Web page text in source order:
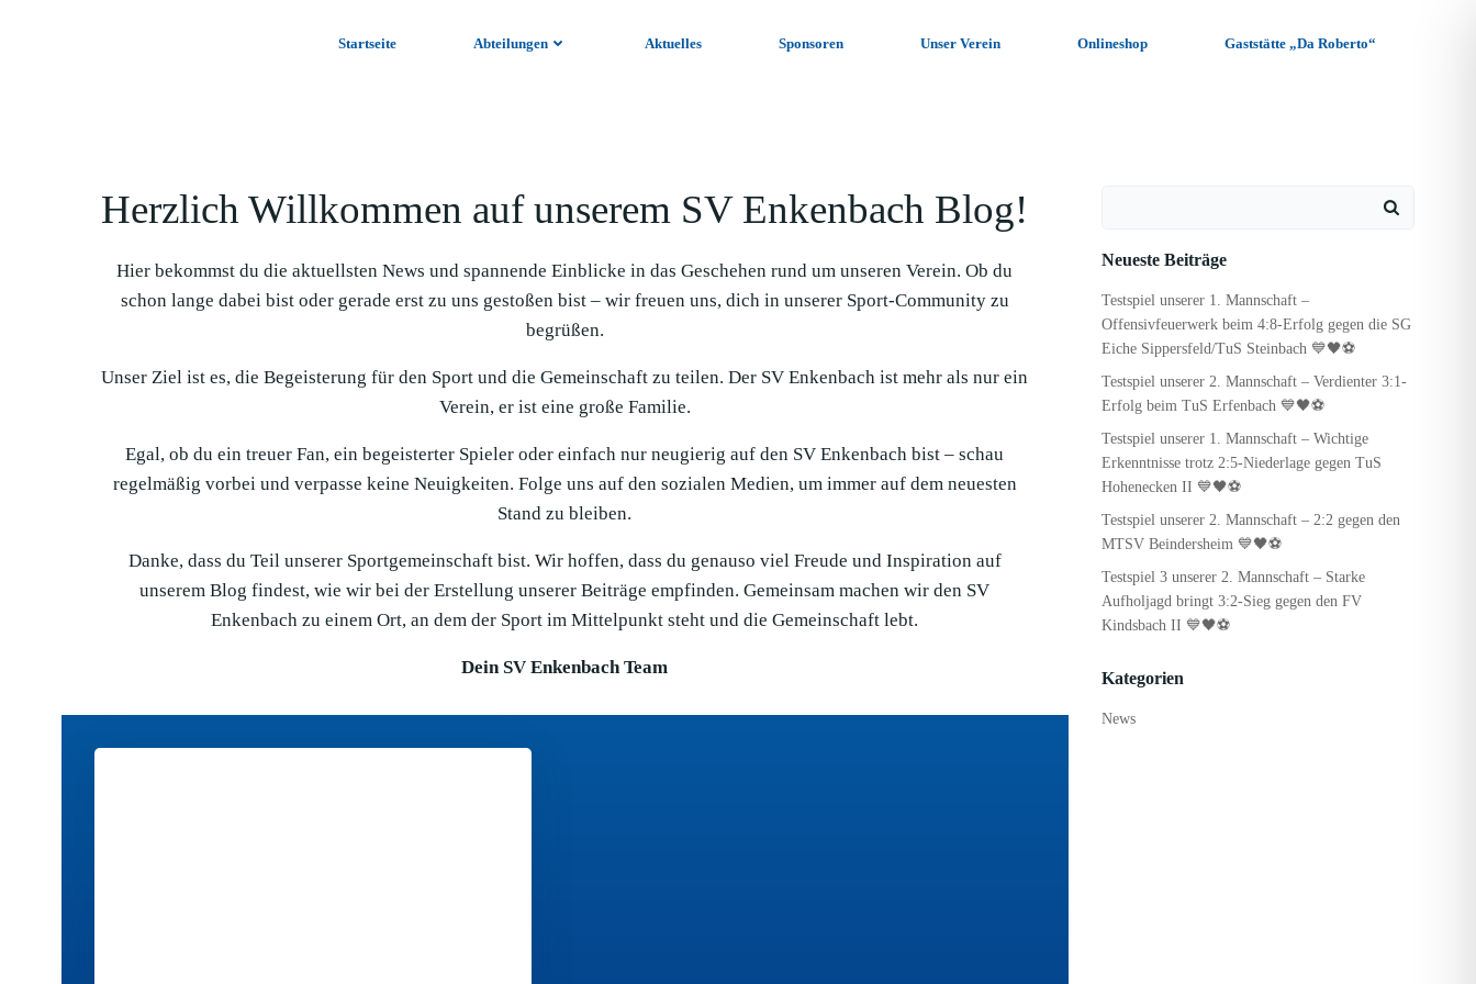
Startseite Abteilungen Aktuelles Sponsoren Unser Verein Onlineshop Gaststätte „Da Roberto“
Herzlich Willkommen auf unserem SV Enkenbach Blog!
Hier bekommst du die aktuellsten News und spannende Einblicke in das Geschehen rund um unseren Verein. Ob du
schon lange dabei bist oder gerade erst zu uns gestoßen bist – wir freuen uns, dich in unserer Sport-Community zu
begrüßen.
Unser Ziel ist es, die Begeisterung für den Sport und die Gemeinschaft zu teilen. Der SV Enkenbach ist mehr als nur ein
Verein, er ist eine große Familie.
Egal, ob du ein treuer Fan, ein begeisterter Spieler oder einfach nur neugierig auf den SV Enkenbach bist – schau
regelmäßig vorbei und verpasse keine Neuigkeiten. Folge uns auf den sozialen Medien, um immer auf dem neuesten
Stand zu bleiben.
Danke, dass du Teil unserer Sportgemeinschaft bist. Wir hoffen, dass du genauso viel Freude und Inspiration auf
unserem Blog findest, wie wir bei der Erstellung unserer Beiträge empfinden. Gemeinsam machen wir den SV
Enkenbach zu einem Ort, an dem der Sport im Mittelpunkt steht und die Gemeinschaft lebt.
Dein SV Enkenbach Team
Neueste Beiträge
Testspiel unserer 1. Mannschaft –
Offensivfeuerwerk beim 4:8-Erfolg gegen die SG
Eiche Sippersfeld/TuS Steinbach 💙🖤⚽
Testspiel unserer 2. Mannschaft – Verdienter 3:1-
Erfolg beim TuS Erfenbach 💙🖤⚽
Testspiel unserer 1. Mannschaft – Wichtige
Erkenntnisse trotz 2:5-Niederlage gegen TuS
Hohenecken II 💙🖤⚽
Testspiel unserer 2. Mannschaft – 2:2 gegen den
MTSV Beindersheim 💙🖤⚽
Testspiel 3 unserer 2. Mannschaft – Starke
Aufholjagd bringt 3:2-Sieg gegen den FV
Kindsbach II 💙🖤⚽
Kategorien
News